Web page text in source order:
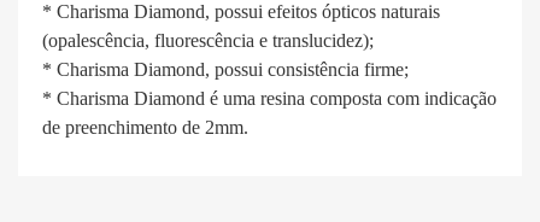
* Charisma Diamond, possui efeitos ópticos naturais
(opalescência, fluorescência e translucidez);
* Charisma Diamond, possui consistência firme;
* Charisma Diamond é uma resina composta com indicação
de preenchimento de 2mm.